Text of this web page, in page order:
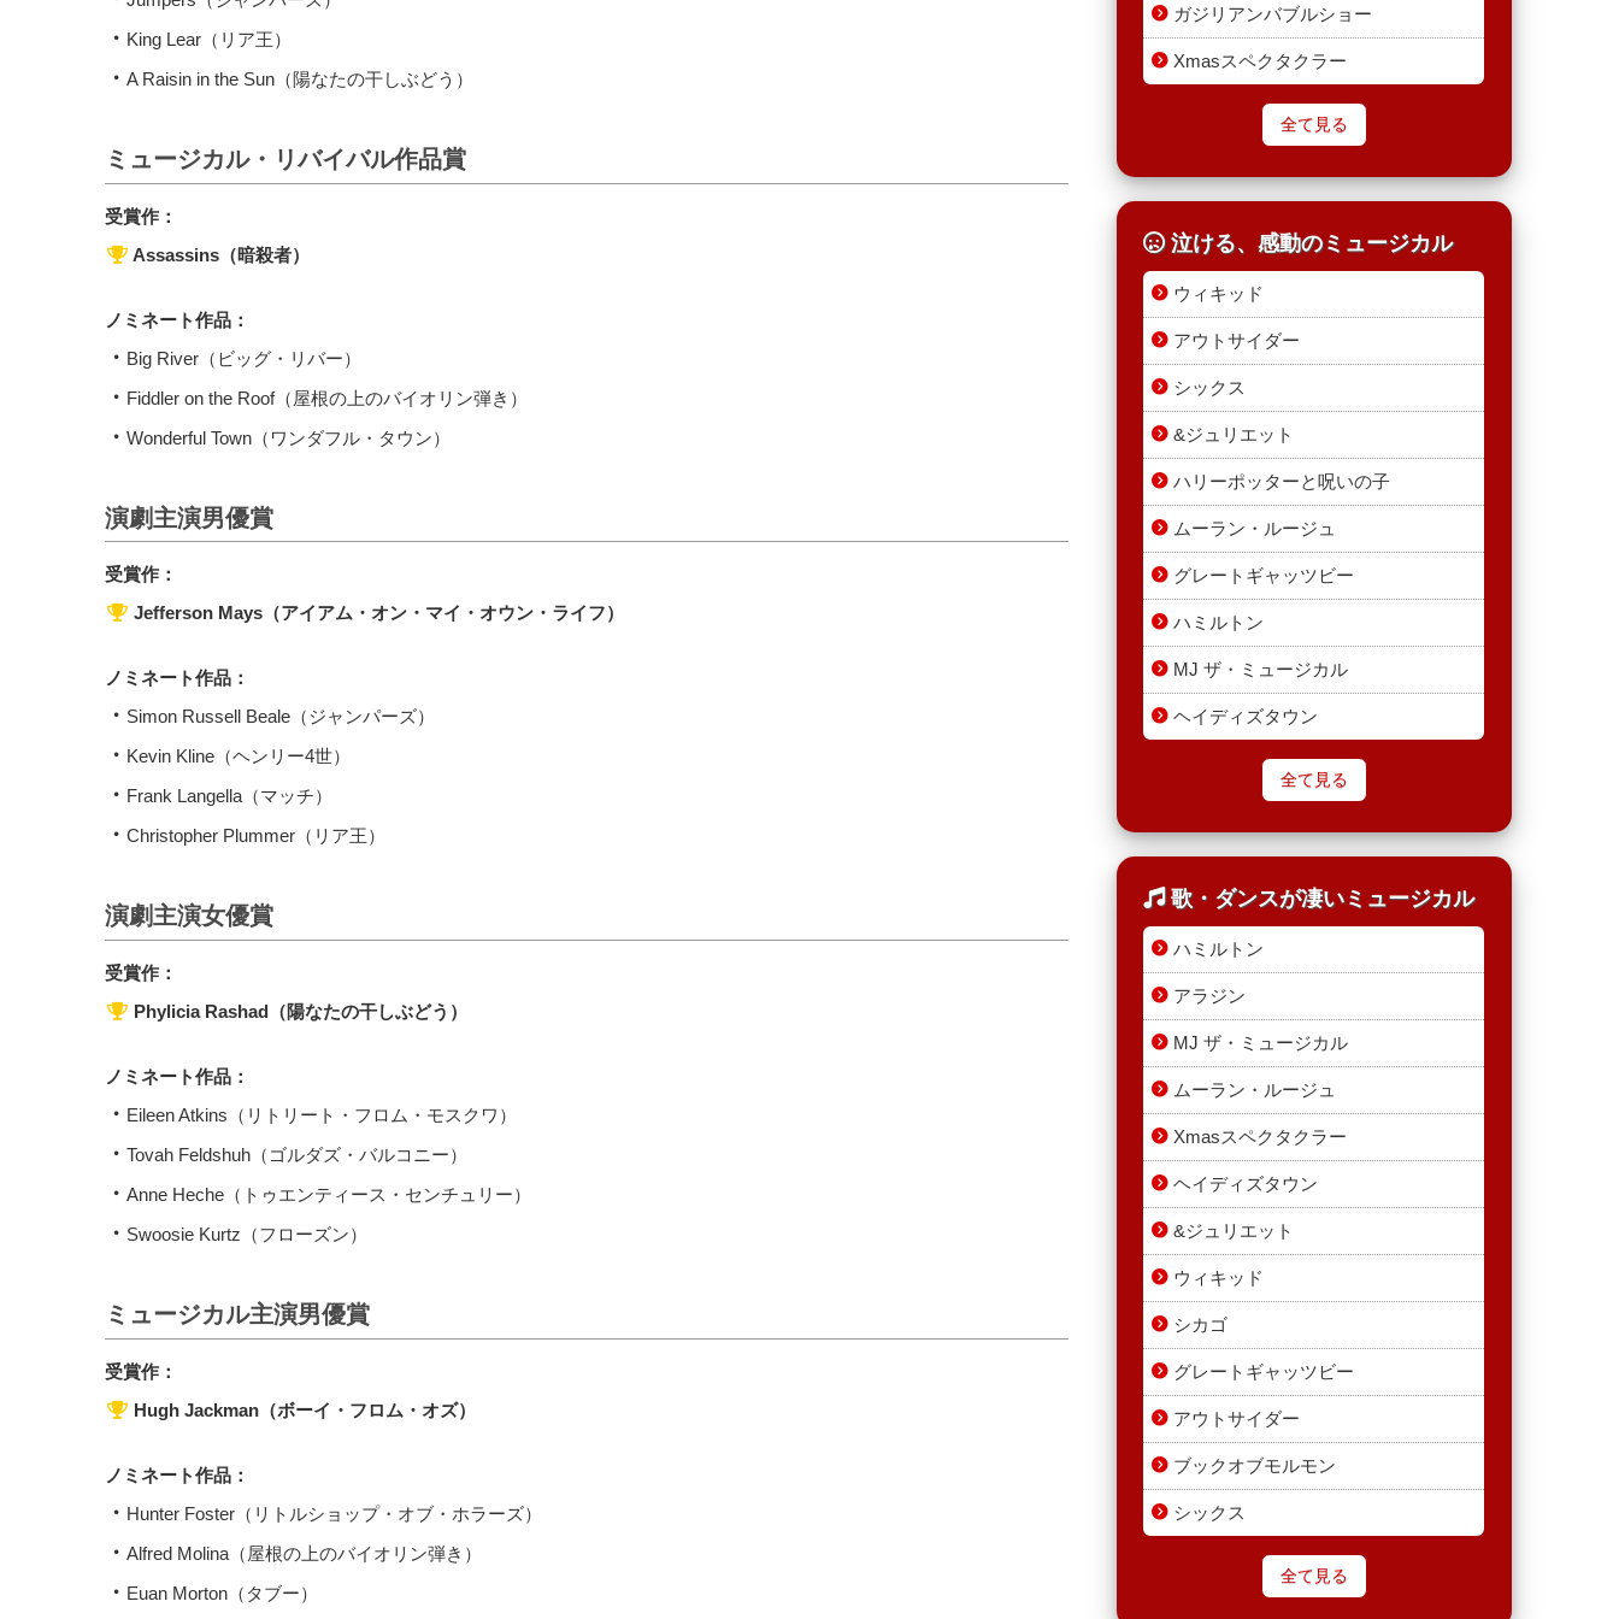
King Lear（リア王）
A Raisin in the Sun（陽なたの干しぶどう）
ミュージカル・リバイバル作品賞
受賞作：
Assassins（暗殺者）
ノミネート作品：
Big River（ビッグ・リバー）
Fiddler on the Roof（屋根の上のバイオリン弾き）
Wonderful Town（ワンダフル・タウン）
演劇主演男優賞
受賞作：
Jefferson Mays（アイアム・オン・マイ・オウン・ライフ）
ノミネート作品：
Simon Russell Beale（ジャンパーズ）
Kevin Kline（ヘンリー4世）
Frank Langella（マッチ）
Christopher Plummer（リア王）
演劇主演女優賞
受賞作：
Phylicia Rashad（陽なたの干しぶどう）
ノミネート作品：
Eileen Atkins（リトリート・フロム・モスクワ）
Tovah Feldshuh（ゴルダズ・バルコニー）
Anne Heche（トゥエンティース・センチュリー）
Swoosie Kurtz（フローズン）
ミュージカル主演男優賞
受賞作：
Hugh Jackman（ボーイ・フロム・オズ）
ノミネート作品：
Hunter Foster（リトルショップ・オブ・ホラーズ）
Alfred Molina（屋根の上のバイオリン弾き）
Euan Morton（タブー）
ガジリアンバブルショー
Xmasスペクタクラー
全て見る
泣ける、感動のミュージカル
ウィキッド
アウトサイダー
シックス
&ジュリエット
ハリーポッターと呪いの子
ムーラン・ルージュ
グレートギャッツビー
ハミルトン
MJ ザ・ミュージカル
ヘイディズタウン
全て見る
歌・ダンスが凄いミュージカル
ハミルトン
アラジン
MJ ザ・ミュージカル
ムーラン・ルージュ
Xmasスペクタクラー
ヘイディズタウン
&ジュリエット
ウィキッド
シカゴ
グレートギャッツビー
アウトサイダー
ブックオブモルモン
シックス
全て見る